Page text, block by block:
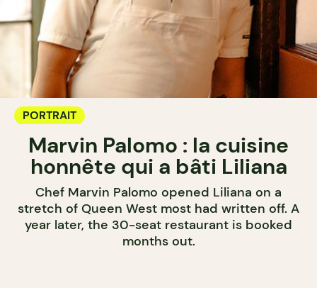
PORTRAIT
Marvin Palomo : la cuisine
honnête qui a bâti Liliana
Chef Marvin Palomo opened Liliana on a
stretch of Queen West most had written off. A
year later, the 30-seat restaurant is booked
months out.